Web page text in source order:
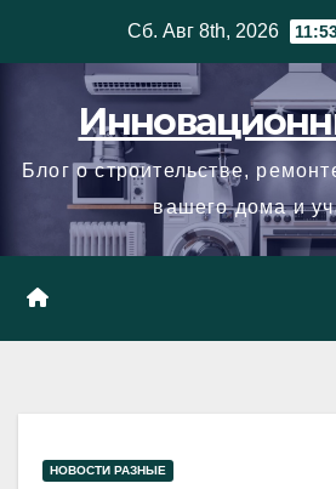
Сб. Авг 8th, 2026
Блог о строительстве,
вашего дома и
НОВОСТИ РАЗНЫЕ